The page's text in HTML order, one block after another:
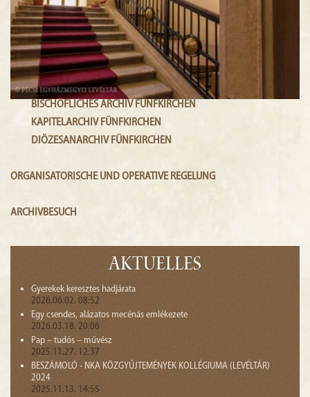
BISCHÖFLICHES ARCHIV FÜNFKIRCHEN
KAPITELARCHIV FÜNFKIRCHEN
DIÖZESANARCHIV FÜNFKIRCHEN
ORGANISATORISCHE UND OPERATIVE REGELUNG
ARCHIVBESUCH
Aktuelles
Gyerekek keresztes hadjárata
2026.06.02. 08:52
Egy csendes, alázatos mecénás emlékezete
2026.03.18. 20:06
Pap – tudós – művész
2025.11.27. 12:37
BESZÁMOLÓ - NKA KÖZGYŰJTEMÉNYEK KOLLÉGIUMA (LEVÉLTÁR)
2024
2025.11.13. 14:55